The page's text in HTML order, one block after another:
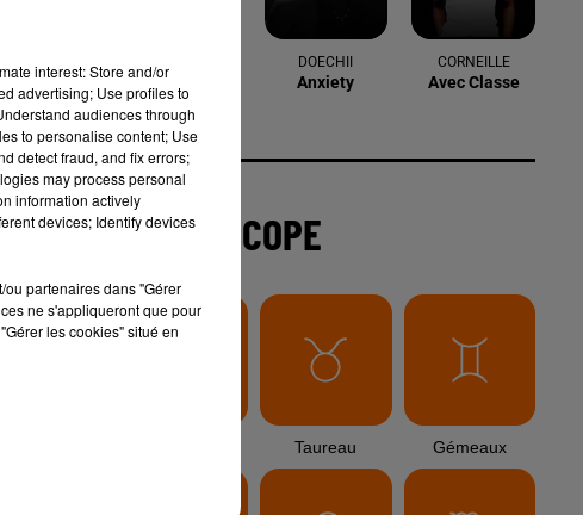
6 août 2026
Arles : après un taureau percuté lors
d'une abrivado à Saliers,...
CHU de Nîmes appelle à la plus...
Sauvage'On Festival : une première
édition électro attendue au cœur...
interest: Store and/or
advertising; Use profiles to
audiences through
to personalise content; Use
detect fraud, and fix errors;
may process personal
information actively
devices; Identify devices
partenaires dans "Gérer
ne s'appliqueront que pour
les cookies" situé en